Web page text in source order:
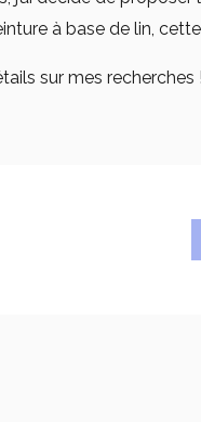
à base de lin,
sur mes recherches !